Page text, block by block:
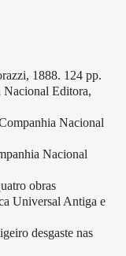
1888. 124 pp.
Nacional Editora,
Nacional
Nacional
obras
Universal Antiga e
desgaste nas